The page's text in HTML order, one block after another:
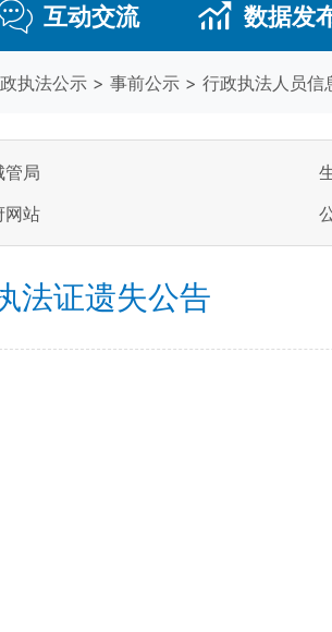
互动交流 数据发
执法公示 > 事前公示 > 行政执法人员信
管局
网站
法证遗失公告